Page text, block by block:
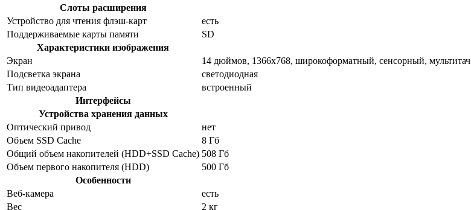
Слоты расширения
Устройство для чтения флэш-карт
есть
Поддерживаемые карты памяти
SD
Характеристики изображения
Экран
14 дюймов, 1366x768, широкоформатный, сенсорный, мультитач
Подсветка экрана
светодиодная
Тип видеоадаптера
встроенный
Интерфейсы
Устройства хранения данных
Оптический привод
нет
Объем SSD Cache
8 Гб
Общий объем накопителей (HDD+SSD Cache) 508 Гб
Объем первого накопителя (HDD)
500 Гб
Особенности
Веб-камера
есть
Вес
2 кг